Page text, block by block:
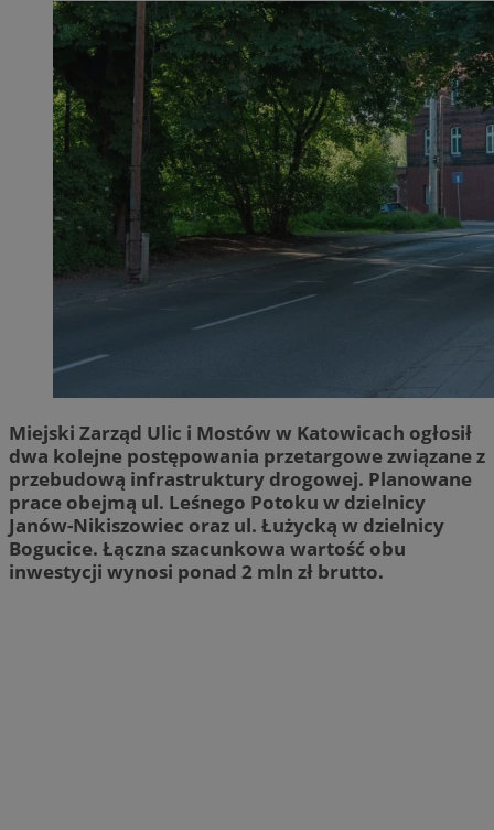
Miejski Zarząd Ulic i Mostów w Katowicach ogłosił
dwa kolejne postępowania przetargowe związane z
przebudową infrastruktury drogowej. Planowane
prace obejmą ul. Leśnego Potoku w dzielnicy
Janów-Nikiszowiec oraz ul. Łużycką w dzielnicy
Bogucice. Łączna szacunkowa wartość obu
inwestycji wynosi ponad 2 mln zł brutto.